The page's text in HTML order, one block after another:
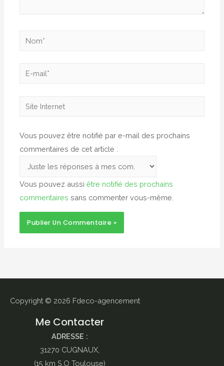
Nom*
E-
Site
Vous pouvez être notifié par e-mail des prochains
commentaires de cet article :
Vous pouvez aussiêtre notifié des prochains
commentaires sans commenter vous-même.
Copyright © 2026 Fdeco-agencement
Me Contacter
ADRESSE :
31270 CUGNAUX,
(15 km S.O Toulouse)